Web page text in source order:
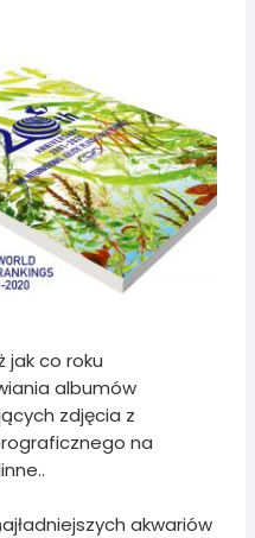
jak co roku
albumów
zdjęcia z
na
akwariów